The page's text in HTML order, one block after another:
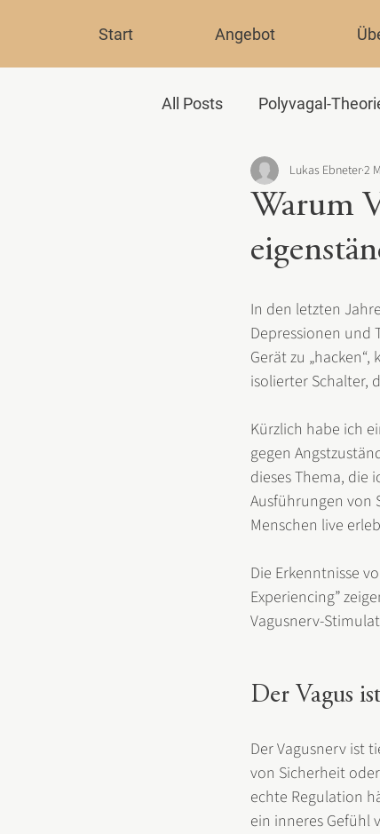
Start Angebot
All Posts Polyvagal-
Achtsamkeit und
Warum
Lukas Ebneter2
In den letzten
Depressionen und
Gerät zu
isolierter Schalter,
Kürzlich habe ich
gegen
dieses Thema, die
Ausführungen von
Menschen live
Die Erkenntnisse
Experiencing”
Vagusnerv-
Der Vagus
Der Vagusnerv ist
von Sicherheit
echte Regulation
ein inneres Gefühl